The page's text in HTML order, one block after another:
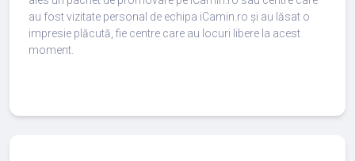
au fost vizitate personal de echipa iCamin.ro și au lăsat o
impresie plăcută, fie centre care au locuri libere la acest
moment.